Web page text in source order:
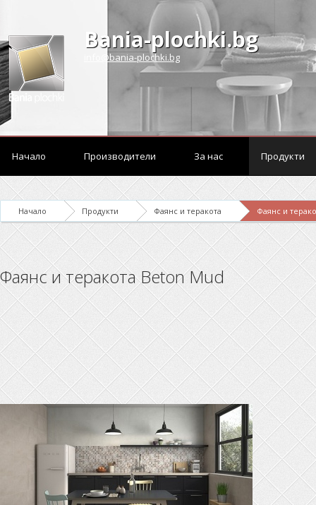
Bania-plochki.bg
info@bania-plochki.bg
Начало Производители За нас Продукти
Начало Продукти Фаянс и теракота Фаянс и
Фаянс и теракота Beton Mud